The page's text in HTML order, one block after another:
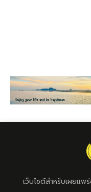
เว็บไซต์สำหรับเผยแพ